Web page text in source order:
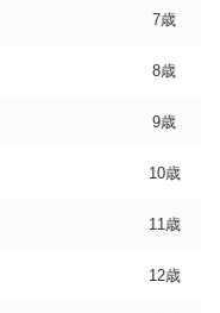
7歳
8歳
9歳
10歳
11歳
12歳